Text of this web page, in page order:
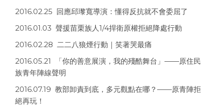
2016.02.25 回應邱瓈寬導演：懂得反抗就不會委屈了
2016.01.03 聲援苗栗族人1/4捍衛原權拒絕降處行動
2016.02.28 二二八狼煙行動｜笑著哭最痛
2016.05.21 「你的善意展演，我的殘酷舞台」——原住民
族青年陣線聲明
2016.07.19 教部卸責到底，多元觀點在哪？——原青陣拒
絕再玩！